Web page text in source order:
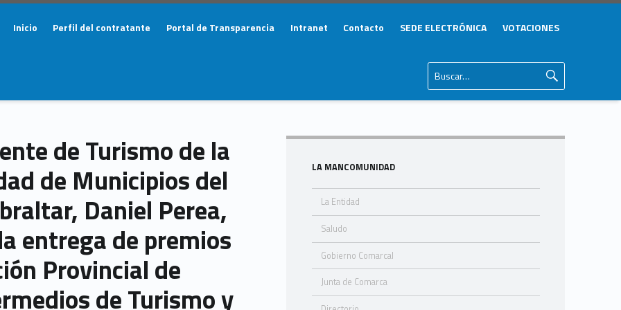
Primary Menu
Inicio Perfil del contratante Portal de Transparencia Intranet Contacto SEDE ELECTRÓNICA
VOTACIONES
de Turismo de la
de Municipios del
Daniel Perea,
entrega de premios
Provincial de
de Turismo y
Sidebar
LA MANCOMUNIDAD
La Entidad
Saludo
Gobierno Comarcal
Junta de Comarca